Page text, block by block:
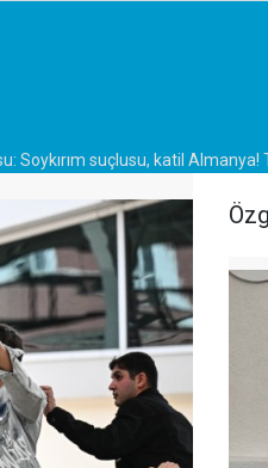
Soykırım suçlusu, katil